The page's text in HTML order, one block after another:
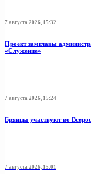
7 августа 2026, 15:32
Проект замглавы
«Служение»
7 августа 2026, 15:24
Брянцы участвуют во
7 августа 2026, 15:01